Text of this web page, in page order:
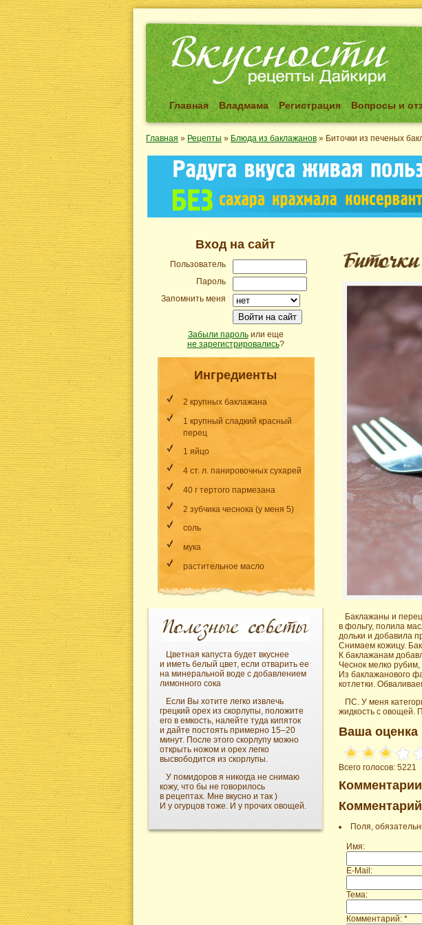
Главная Владмама Регистрация Вопросы и
Главная » Рецепты » Блюда из баклажанов » Биточки из печеных
Вход на сайт
Пользователь
Пароль
Запомнить меня
Войти на сайт
Забыли парольили еще
не зарегистрировались?
Ингредиенты
2 крупных баклажана
1 крупный сладкий красный
перец
1 яйцо
4 ст. л. панировочных сухарей
40 г тертого пармезана
2 зубчика чеснока (у меня 5)
соль
мука
растительное масло
Цветная капуста будет вкуснее
и иметь белый цвет, если отварить ее
на минеральной воде с добавлением
лимонного сока
Если Вы хотите легко извлечь
грецкий орех из скорлупы, положите
его в емкость, налейте туда кипяток
и дайте постоять примерно 15–20
минут. После этого скорлупу можно
открыть ножом и орех легко
высвободится из скорлупы.
У помидоров я никогда не снимаю
кожу, что бы не говорилось
в рецептах. Мне вкусно и так )
И у огурцов тоже. И у прочих овощей.
Баклажаны и
в фольгу, полила
дольки и добавила
Снимаем кожицу.
К баклажанам
Чеснок мелко
Из баклажанового
котлетки.
ПС. У меня
жидкость с овощей.
Ваша оценка
Всего голосов: 5221
Комментарии
Комментарий
Поля,
Имя:
E-Mail:
Тема:
Комментарий: *